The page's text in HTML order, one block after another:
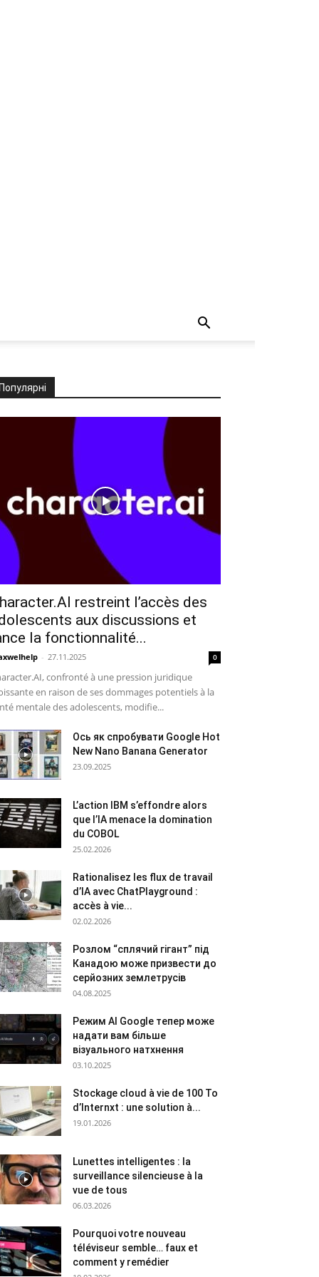
Популярні
restreint l’accès des
aux discussions et
la fonctionnalité...
- 27.11.2025 0
confronté à une pression juridique
en raison de ses dommages potentiels à la
mentale des adolescents, modifie...
Ось як спробувати Google Hot
New Nano Banana Generator
23.09.2025
L’action IBM s’effondre alors
que l’IA menace la domination
du COBOL
25.02.2026
Rationalisez les flux de travail
d’IA avec ChatPlayground :
accès à vie...
02.02.2026
Розлом “сплячий гігант” під
Канадою може призвести до
серйозних землетрусів
04.08.2025
Режим AI Google тепер може
надати вам більше
візуального натхнення
03.10.2025
Stockage cloud à vie de 100 To
d’Internxt : une solution à...
19.01.2026
Lunettes intelligentes : la
surveillance silencieuse à la
vue de tous
06.03.2026
Pourquoi votre nouveau
téléviseur semble… faux et
comment y remédier